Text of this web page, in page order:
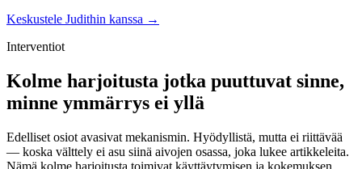
Keskustele Judithin kanssa →
Interventiot
Kolme harjoitusta jotka puuttuvat sinne,
minne ymmärrys ei yllä
Edelliset osiot avasivat mekanismin. Hyödyllistä, mutta ei riittävää
— koska välttely ei asu siinä aivojen osassa, joka lukee artikkeleita.